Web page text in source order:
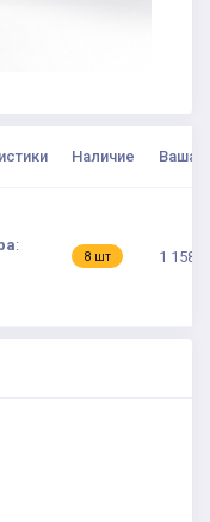
Наличие Ваша
:
8 шт 1